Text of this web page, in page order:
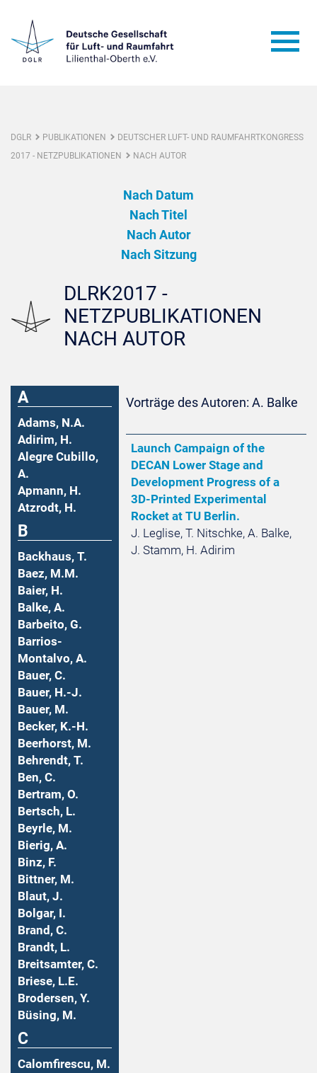
DGLR PUBLIKATIONEN
DEUTSCHER LUFT- UND RAUMFAHRTKONGRESS
2017 - NETZPUBLIKATIONEN
NACH AUTOR
Nach Datum
Nach Titel
Nach Autor
Nach Sitzung
DLRK2017 -
NETZPUBLIKATIONEN
NACH AUTOR
A
Adams, N.A.
Adirim, H.
Alegre Cubillo,
A.
Apmann, H.
Atzrodt, H.
B
Backhaus, T.
Baez, M.M.
Baier, H.
Balke, A.
Barbeito, G.
Barrios-
Montalvo, A.
Bauer, C.
Bauer, H.-J.
Bauer, M.
Becker, K.-H.
Beerhorst, M.
Behrendt, T.
Ben, C.
Bertram, O.
Bertsch, L.
Beyrle, M.
Bierig, A.
Binz, F.
Bittner, M.
Blaut, J.
Bolgar, I.
Brand, C.
Brandt, L.
Breitsamter, C.
Briese, L.E.
Brodersen, Y.
Büsing, M.
C
Calomfirescu, M.
Vorträge des Autoren: A. Balke
Launch Campaign of the
DECAN Lower Stage and
Development Progress of a
3D-Printed Experimental
Rocket at TU Berlin.
J. Leglise, T. Nitschke, A. Balke,
J. Stamm, H. Adirim